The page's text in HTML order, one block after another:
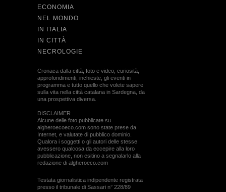
ECONOMIA
NEL MONDO
IN ITALIA
IN CITTÀ
NECROLOGIE
Cronaca dalla città, foto e video, curiosità,
approfondimenti, inchieste, gli eventi in
programma e tutto quello che volete sapere
sulla vita nella città catalana in Sardegna, da
una prospettiva diversa.
DISCLAIMER
Alcune delle foto pubblicate su
algheroecoeco.com sono state prese da
Internet, e valutate di pubblico dominio.
Qualora i soggetti o gli autori delle stesse
avessero qualcosa da eccepire alla loro
pubblicazione, non esitino a segnalarlo alla
redazione di algheroeco.com
Testata giornalistica indipendente registrata
presso il tribunale di Sassari n° 228/89